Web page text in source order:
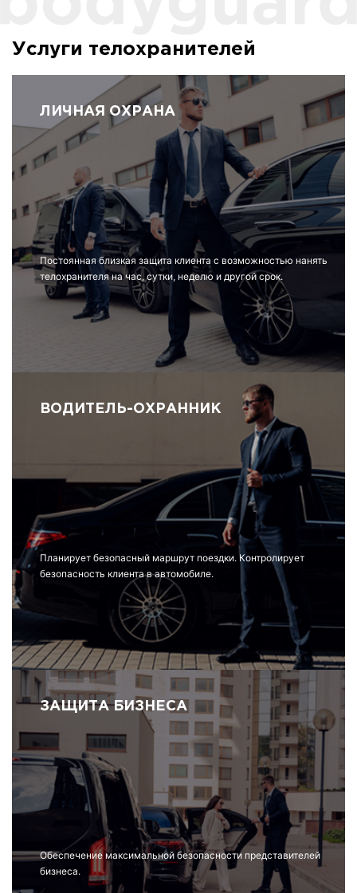
Услуги телохранителей
ЛИЧНАЯ ОХРАНА
Постоянная близкая защита клиента с возможностью нанять
телохранителя на час, сутки, неделю и другой срок.
ВОДИТЕЛЬ-ОХРАННИК
Планирует безопасный маршрут поездки. Контролирует
безопасность клиента в автомобиле.
ЗАЩИТА БИЗНЕСА
Обеспечение максимальной безопасности представителей
бизнеса.